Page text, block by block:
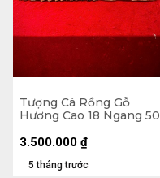
Tượng Cá Rồng Gỗ
Hương Cao 18 Ngang 50
5 tháng trước
3.500.000 ₫